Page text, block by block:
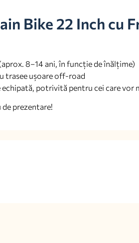
Bike 22 Inch cu
8–14 ani, în funcție de înălțime)
trasee ușoare off-road
potrivită pentru cei care
prezentare!